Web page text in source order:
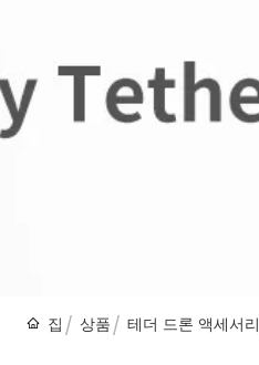
집 상품 테더 드론 액세서리